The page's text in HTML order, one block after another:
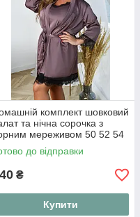
комплект шовковий
та нічна сорочка з
мереживом 50 52 54
до відправки
₴
Купити